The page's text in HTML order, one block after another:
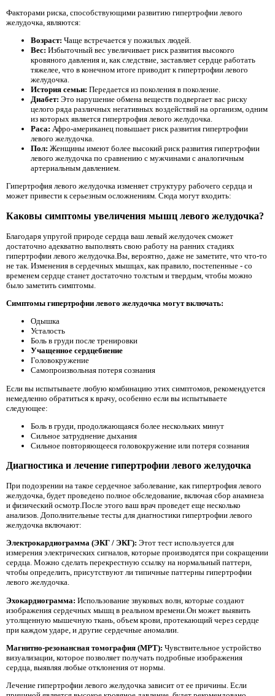
Факторами риска, способствующими развитию гипертрофии левого
желудочка, являются:
Возраст: Чаще встречается у пожилых людей.
Вес: Избыточный вес увеличивает риск развития высокого
кровяного давления и, как следствие, заставляет сердце работать
тяжелее, что в конечном итоге приводит к гипертрофии левого
желудочка.
История семьи: Передается из поколения в поколение.
Диабет: Это нарушение обмена веществ подвергает вас риску
целого ряда различных негативных воздействий на организм, одним
из которых является гипертрофия левого желудочка.
Раса: Афро-американец повышает риск развития гипертрофии
левого желудочка.
Пол: Женщины имеют более высокий риск развития гипертрофии
левого желудочка по сравнению с мужчинами с аналогичным
артериальным давлением.
Гипертрофия левого желудочка изменяет структуру рабочего сердца и
может привести к серьезным осложнениям. Сюда могут входить:
Каковы симптомы увеличения мышц левого желудочка?
Благодаря упругой природе сердца ваш левый желудочек сможет
достаточно адекватно выполнять свою работу на ранних стадиях
гипертрофии левого желудочка.Вы, вероятно, даже не заметите, что что-то
не так. Изменения в сердечных мышцах, как правило, постепенные - со
временем сердце станет достаточно толстым и твердым, чтобы можно
было заметить симптомы.
Симптомы гипертрофии левого желудочка могут включать:
Одышка
Усталость
Боль в груди после тренировки
Учащенное сердцебиение
Головокружение
Самопроизвольная потеря сознания
Если вы испытываете любую комбинацию этих симптомов, рекомендуется
немедленно обратиться к врачу, особенно если вы испытываете
следующее:
Боль в груди, продолжающаяся более нескольких минут
Сильное затруднение дыхания
Сильное повторяющееся головокружение или потеря сознания
Диагностика и лечение гипертрофии левого желудочка
При подозрении на такое сердечное заболевание, как гипертрофия левого
желудочка, будет проведено полное обследование, включая сбор анамнеза
и физический осмотр.После этого ваш врач проведет еще несколько
анализов. Дополнительные тесты для диагностики гипертрофии левого
желудочка включают:
Электрокардиограмма (ЭКГ / ЭКГ): Этот тест используется для
измерения электрических сигналов, которые производятся при сокращении
сердца. Можно сделать перекрестную ссылку на нормальный паттерн,
чтобы определить, присутствуют ли типичные паттерны гипертрофии
левого желудочка.
Эхокардиограмма: Использование звуковых волн, которые создают
изображения сердечных мышц в реальном времени.Он может выявить
утолщенную мышечную ткань, объем крови, протекающий через сердце
при каждом ударе, и другие сердечные аномалии.
Магнитно-резонансная томография (МРТ): Чувствительное устройство
визуализации, которое позволяет получать подробные изображения
сердца, выявляя любые отклонения от нормы.
Лечение гипертрофии левого желудочка зависит от ее причины. Если